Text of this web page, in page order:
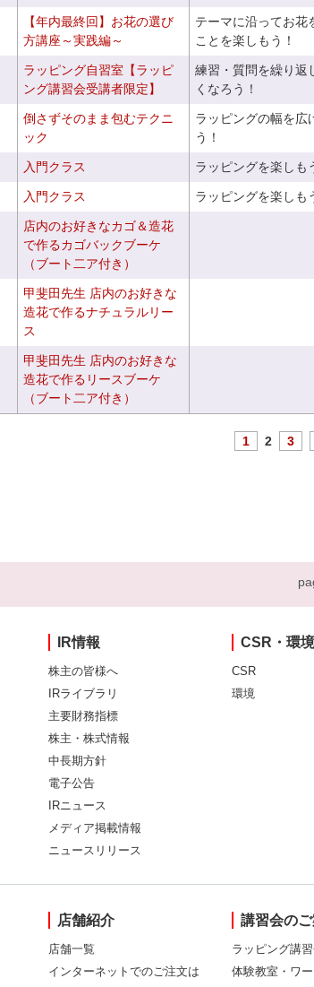
【年内最終回】お花の選び
方講座～実践編～
テーマに沿ってお花
ことを楽しもう！
ラッピング自習室【ラッピ
ング講習会受講者限定】
練習・質問を繰り返
くなろう！
倒さずそのまま包むテクニ
ック
ラッピングの幅を広
う！
入門クラス ラッピングを楽しも
入門クラス ラッピングを楽しも
店内のお好きなカゴ＆造花
で作るカゴバックブーケ
（ブート二ア付き）
甲斐田先生 店内のお好きな
造花で作るナチュラルリー
ス
甲斐田先生 店内のお好きな
造花で作るリースブーケ
（ブート二ア付き）
1 2 3
IR情報
株主の皆様へ
IRライブラリ
主要財務指標
株主・株式情報
中長期方針
電子公告
IRニュース
メディア掲載情報
ニュースリリース
CSR・環境
CSR
環境
店舗紹介
店舗一覧
インターネットでのご注文は
講習会の
ラッピング講
体験教室・ワ